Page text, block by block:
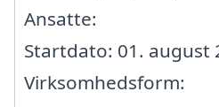
Ansatte:
Startdato: 01. august
Virksomhedsform: